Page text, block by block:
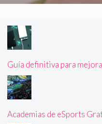
Guía definitiva para
Academias de eSports